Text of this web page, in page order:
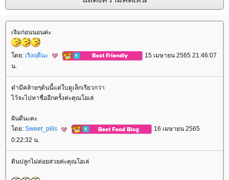
เจิมก่อนนอนค่ะ
ดย: เริงฤดีนะ
15 เมษายน 2565 21:46:07
น.
ต๋ามีคล้ายๆต้นนี้แต่ใบดูเล็กเรียวกว่า
ไว้จะไปหาชื่ออีกครั้งค่ะคุณโอเล่
ฝันดีนะคะ
ดย: Sweet_pills
16 เมษายน 2565
0:22:32 น.
ดินปลูกไม่ค่อยสวยค่ะคุณโอเล่